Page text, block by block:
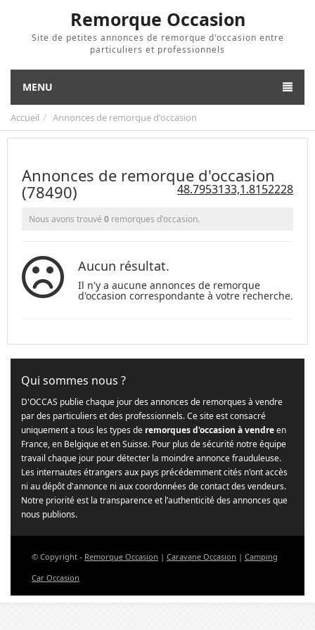
Remorque Occasion
Site de petites annonces de remorque d'occasion entre
particuliers et professionnels
MENU
Accueil Annonces de remorque d'occasion
Annonces de remorque d'occasion
(78490)
48.7953133,1.8152228
Nous avons trouvé 0 remorques d'occasion.
Aucun résultat.
Il n'y a aucune annonces de remorque
d'occasion correspondante à votre recherche.
Qui sommes nous ?
D'OCCAS publie chaque jour des annonces de remorques à vendre
par des particuliers et des professionnels. Ce site est consacré
uniquement a tous les types de remorques d'occasion à vendreen
France, en Belgique et en Suisse. Pour plus de sécurité notre équipe
travail chaque jour pour détecter la moindre annonce frauduleuse.
Les internautes étrangers aux pays précédemment cités n'ont accès
ni au dépôt d'annonce ni aux coordonnées de contact des vendeurs.
Notre priorité est la transparence et l’authenticité des annonces que
nous publions.
© Copyright - Remorque Occasion | Caravane Occasion | Camping
Car Occasion